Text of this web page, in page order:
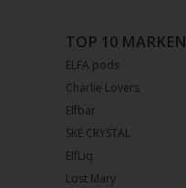
TOP 10 MARKEN
ELFA pods
Charlie Lovers
Elfbar
SKE CRYSTAL
ElfLiq
Lost Mary